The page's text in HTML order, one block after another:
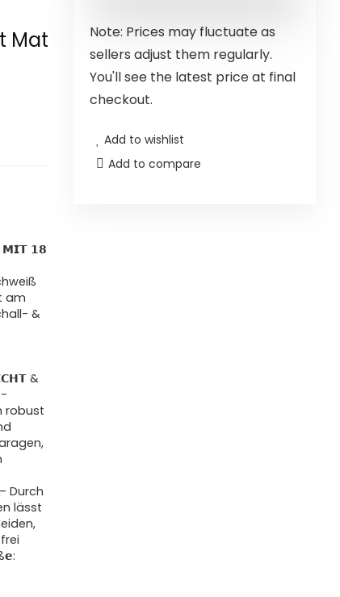
Mat
𝟭𝟴
am
&
&
robust
Durch
lässt
Note: Prices may fluctuate as
sellers adjust them regularly.
You'll see the latest price at final
checkout.
Add to wishlist
Add to compare